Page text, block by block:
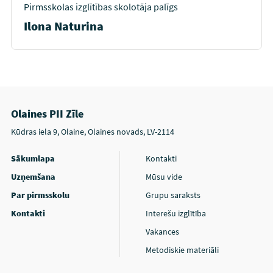
Pirmsskolas izglītības skolotāja palīgs
Ilona Naturina
Olaines PII Zīle
Kūdras iela 9, Olaine, Olaines novads, LV-2114
Sākumlapa
Uzņemšana
Par pirmsskolu
Kontakti
Kontakti
Mūsu vide
Grupu saraksts
Interešu izglītība
Vakances
Metodiskie materiāli